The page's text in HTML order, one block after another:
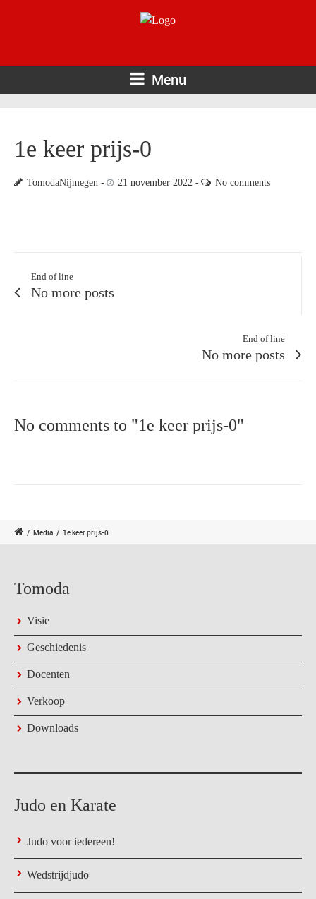
Menu
1e keer prijs-0
TomodaNijmegen 21 november 2022 No comments
End of line
No more posts
End of line
No more posts
No comments to "1e keer prijs-0"
/ Media / 1e keer prijs-0
Tomoda
Visie
Geschiedenis
Docenten
Verkoop
Downloads
Judo en Karate
Judo voor iedereen!
Wedstrijdjudo